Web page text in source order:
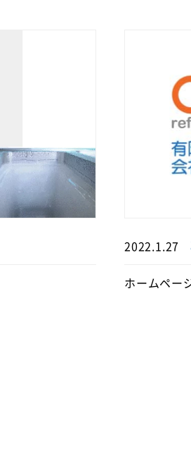
2022.1.27
ホームペー